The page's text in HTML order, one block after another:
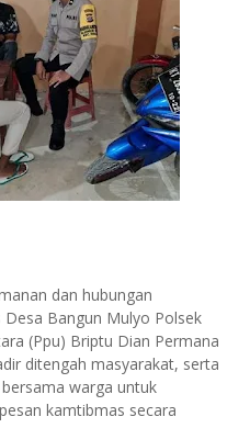
dan hubungan
Bangun Mulyo Polsek
(Ppu) Briptu Dian Permana
ditengah masyarakat, serta
warga untuk
kamtibmas secara